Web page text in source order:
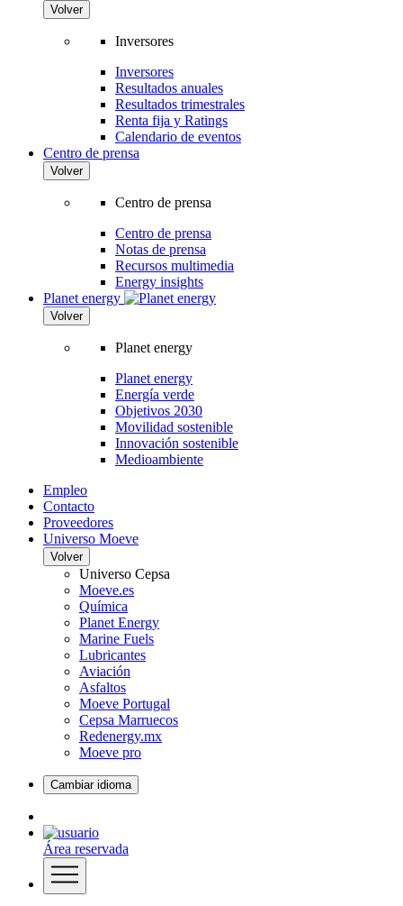
Volver
Inversores
Inversores
Resultados anuales
Resultados trimestrales
Renta fija y Ratings
Calendario de eventos
Centro de prensa
Volver
Centro de prensa
Centro de prensa
Notas de prensa
Recursos multimedia
Energy insights
Planet energy
Volver
Planet energy
Planet energy
Energía verde
Objetivos 2030
Movilidad sostenible
Innovación sostenible
Medioambiente
Empleo
Contacto
Proveedores
Universo Moeve
Volver
Universo Cepsa
Moeve.es
Química
Planet Energy
Marine Fuels
Lubricantes
Aviación
Asfaltos
Moeve Portugal
Cepsa Marruecos
Redenergy.mx
Moeve pro
Cambiar idioma
Área reservada